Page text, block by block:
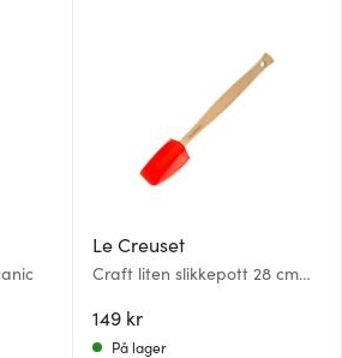
Le Creuset
Craft liten slikkepott 28 cm
149 kr
På lager